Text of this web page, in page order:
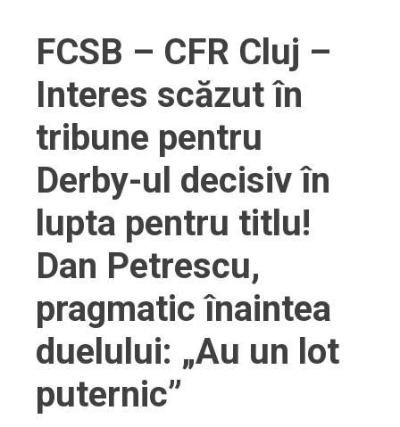
FCSB – CFR Cluj –
Interes scăzut în
tribune pentru
Derby-ul decisiv în
lupta pentru titlu!
Dan Petrescu,
pragmatic înaintea
duelului: „Au un lot
puternic”